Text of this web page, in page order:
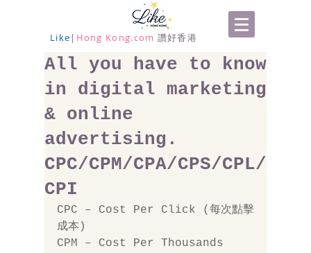
Like | Hong Kong.com 讚好香港
All you have to know
in digital marketing
& online
advertising.
CPC/CPM/CPA/CPS/CPL/
CPI
CPC – Cost Per Click (每次點擊
成本)
CPM – Cost Per Thousands